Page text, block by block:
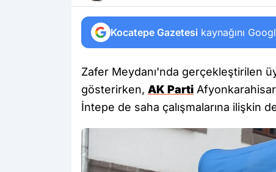
Kocatepe Gazetesi kaynağını
Zafer Meydanı'nda gerçekleştirilen
gösterirken, AK Parti Afyonkarahisar
İntepe de saha çalışmalarına ilişkin